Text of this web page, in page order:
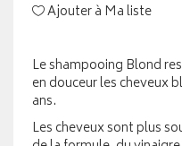
Ajouter à Ma liste
Le shampooing Blond
en douceur les cheveux
ans.
Les cheveux sont plus